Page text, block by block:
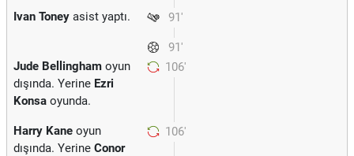
91'
Ivan Toney asist yaptı.
91'
106'
Jude Bellingham oyun
dışında. Yerine Ezri
Konsa oyunda.
106'
Harry Kane oyun
dışında. Yerine Conor